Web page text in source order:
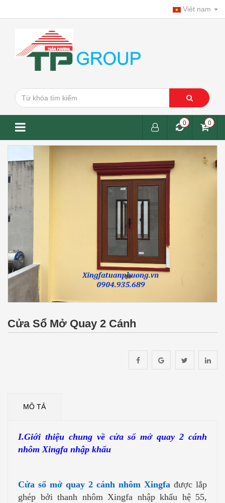
Viêt nam
0
0
Cửa Sổ Mở Quay 2 Cánh
MÔ TẢ
I.Giới thiệu chung về cửa sổ mở quay 2 cánh
nhôm Xingfa nhập khẩu
Cửa sổ mở quay 2 cánh nhôm Xingfa được lắp
ghép bởi thanh nhôm Xingfa nhập khẩu hệ 55,